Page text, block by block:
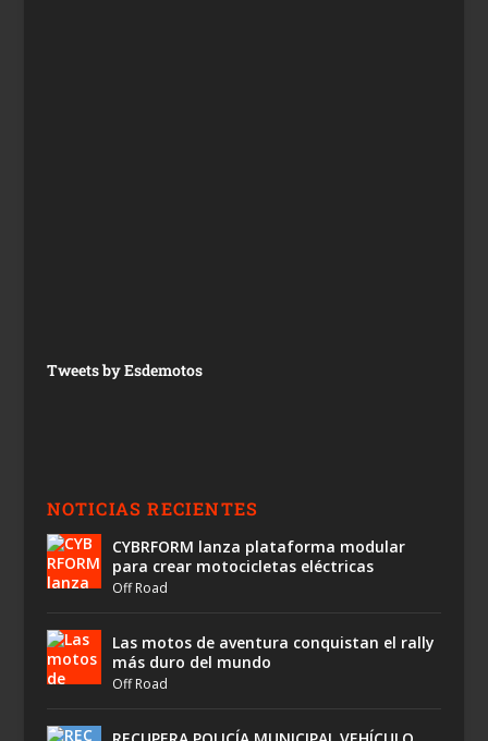
Tweets by Esdemotos
NOTICIAS RECIENTES
CYBRFORM lanza plataforma modular
para crear motocicletas eléctricas
Off Road
Las motos de aventura conquistan el rally
más duro del mundo
Off Road